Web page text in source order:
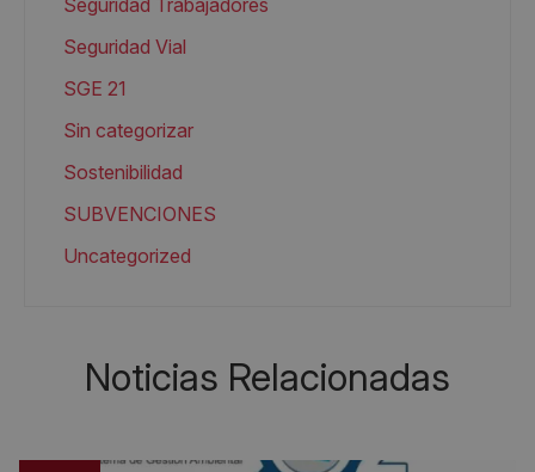
Seguridad Trabajadores
Seguridad Vial
SGE 21
Sin categorizar
Sostenibilidad
SUBVENCIONES
Uncategorized
Noticias Relacionadas